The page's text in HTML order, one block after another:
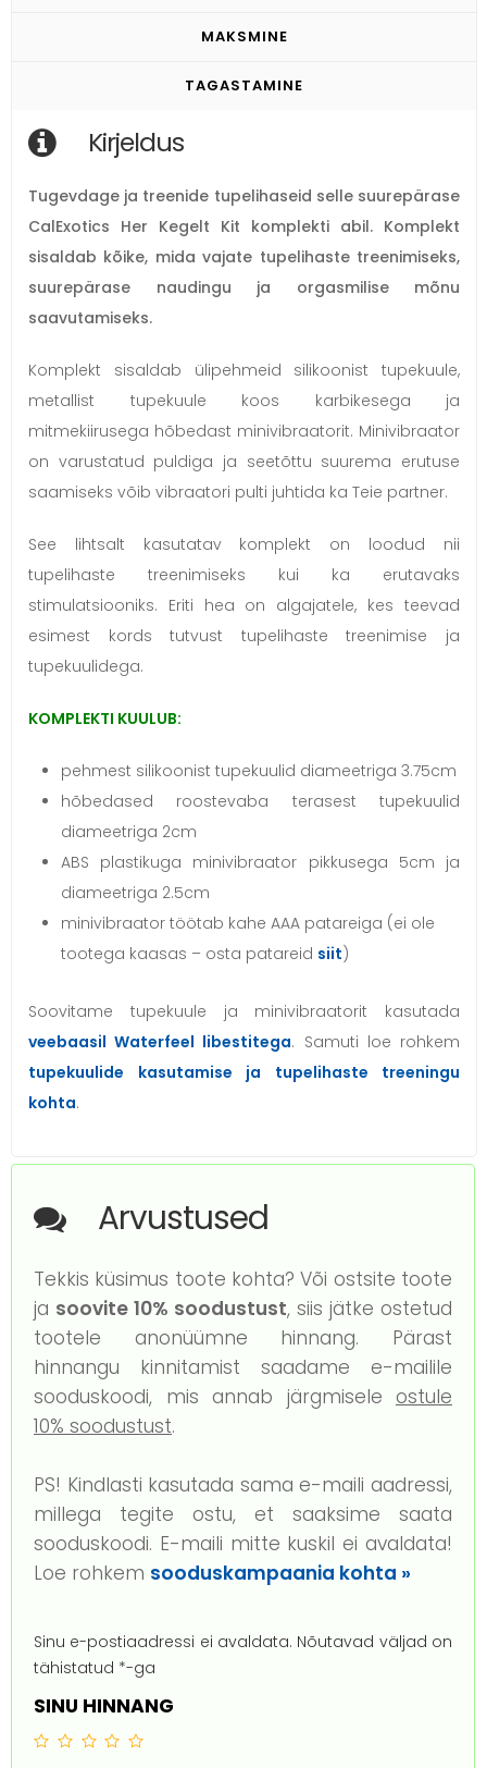
MAKSMINE
TAGASTAMINE
Kirjeldus
Tugevdage ja treenide tupelihaseid selle suurepärase
CalExotics Her Kegelt Kit komplekti abil. Komplekt
sisaldab kõike, mida vajate tupelihaste treenimiseks,
suurepärase naudingu ja orgasmilise mõnu
saavutamiseks.
Komplekt sisaldab ülipehmeid silikoonist tupekuule,
metallist tupekuule koos karbikesega ja
mitmekiirusega hõbedast minivibraatorit. Minivibraator
on varustatud puldiga ja seetõttu suurema erutuse
saamiseks võib vibraatori pulti juhtida ka Teie partner.
See lihtsalt kasutatav komplekt on loodud nii
tupelihaste treenimiseks kui ka erutavaks
stimulatsiooniks. Eriti hea on algajatele, kes teevad
esimest kords tutvust tupelihaste treenimise ja
tupekuulidega.
KOMPLEKTI KUULUB:
pehmest silikoonist tupekuulid diameetriga 3.75cm
hõbedased roostevaba terasest tupekuulid
diameetriga 2cm
ABS plastikuga minivibraator pikkusega 5cm ja
diameetriga 2.5cm
minivibraator töötab kahe AAA patareiga (ei ole
tootega kaasas – osta patareid siit)
Soovitame tupekuule ja minivibraatorit kasutada
veebaasil Waterfeel libestitega. Samuti loe rohkem
tupekuulide kasutamise ja tupelihaste treeningu
kohta.
Arvustused
Tekkis küsimus toote kohta? Või ostsite toote
ja soovite 10% soodustust, siis jätke ostetud
tootele anonüümne hinnang. Pärast
hinnangu kinnitamist saadame e-mailile
sooduskoodi, mis annab järgmisele ostule
10% soodustust.
PS! Kindlasti kasutada sama e-maili aadressi,
millega tegite ostu, et saaksime saata
sooduskoodi. E-maili mitte kuskil ei avaldata!
Loe rohkem sooduskampaania kohta »
Sinu e-postiaadressi ei avaldata. Nõutavad väljad on
tähistatud *-ga
SINU HINNANG